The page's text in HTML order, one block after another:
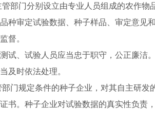
部门分别设立由专业人员组成的农作
种审定试验数据、种子样品、审定意见
督。
试、试验人员应当忠于职守，公正廉洁
及时依法处理。
门规定条件的种子企业，对其自主研
书。种子企业对试验数据的真实性负责